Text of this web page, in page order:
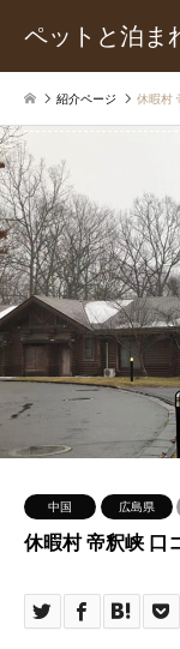
ペットと泊ま
紹介ページ 休暇村
中国 広島県
休暇村 帝釈峡 口